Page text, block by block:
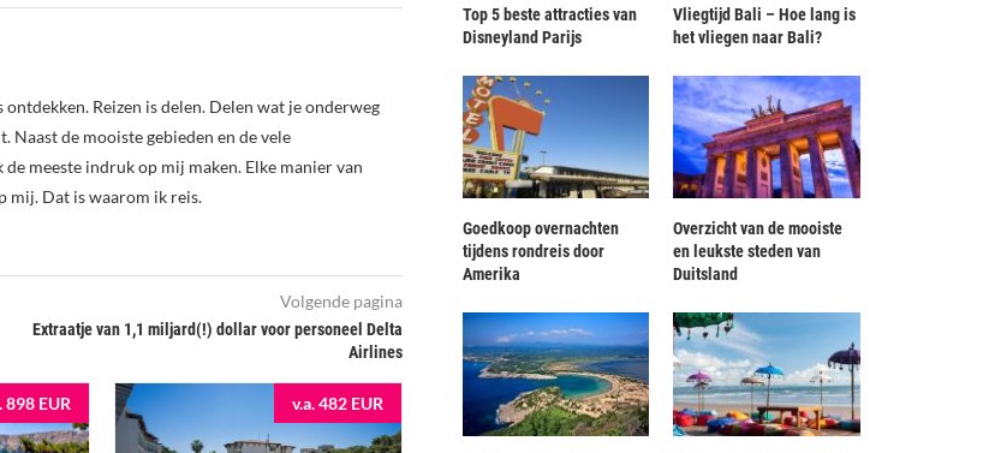
Reizen is delen. Delen wat je onderweg
Naast de mooiste gebieden en de vele
meeste indruk op mij maken. Elke manier van
mij. Dat is waarom ik reis.
Volgende pagina
Extraatje van 1,1 miljard(!) dollar voor personeel Delta
Airlines
898 EUR v.a. 482 EUR
Top 5 beste attracties van
Disneyland Parijs
Vliegtijd Bali – Hoe lang is
het vliegen naar Bali?
Goedkoop overnachten
tijdens rondreis door
Amerika
Overzicht van de mooiste
en leukste steden van
Duitsland